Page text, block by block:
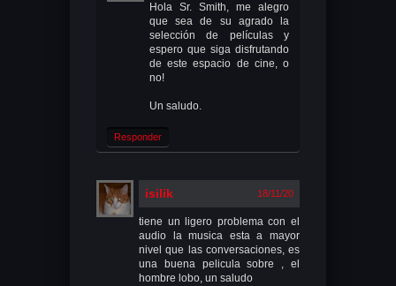
Hola Sr. Smith, me alegro
que sea de su agrado la
selección de películas y
espero que siga disfrutando
de este espacio de cine, o
no!
Un saludo.
Responder
isilik 18/11/20
tiene un ligero problema con el
audio la musica esta a mayor
nivel que las conversaciones, es
una buena pelicula sobre , el
hombre lobo, un saludo